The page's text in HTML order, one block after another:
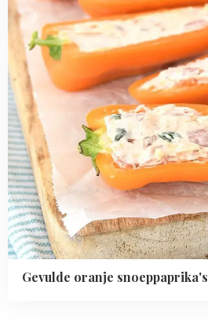
Gevulde oranje snoeppaprika's